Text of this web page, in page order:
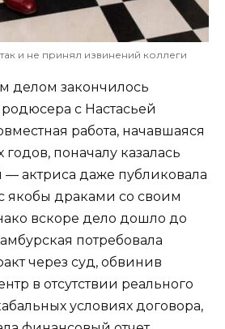
и не принял извинений коллеги
делом закончилось
с Настасьей
работа, начавшаяся
поначалу казалась
актриса даже публиковала
якобы драками со своим
вскоре дело дошло до
потребовала
через суд, обвинив
в отсутствии реального
условиях договора,